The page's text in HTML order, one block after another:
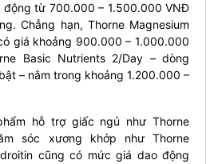
động từ 700.000 – 1.500.000 VNĐ
Chẳng hạn, Thorne Magnesium
giá khoảng 900.000 – 1.000.000
Basic Nutrients 2/Day – dòng
– nằm trong khoảng 1.200.000 –
hỗ trợ giấc ngủ như Thorne
sóc xương khớp như Thorne
cũng có mức giá dao động